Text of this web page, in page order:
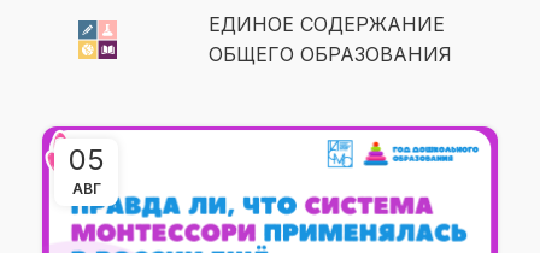
ЕДИНОЕ СОДЕРЖАНИЕ
ОБЩЕГО ОБРАЗОВАНИЯ
05
АВГ